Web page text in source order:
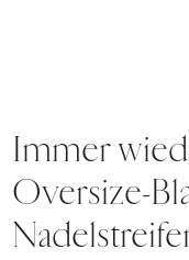
Immer
Oversize-